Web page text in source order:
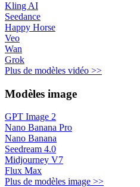
Kling AI
Seedance
Happy Horse
Veo
Wan
Grok
Plus de modèles vidéo >>
Modèles image
GPT Image 2
Nano Banana Pro
Nano Banana
Seedream 4.0
Midjourney V7
Flux Max
Plus de modèles image >>